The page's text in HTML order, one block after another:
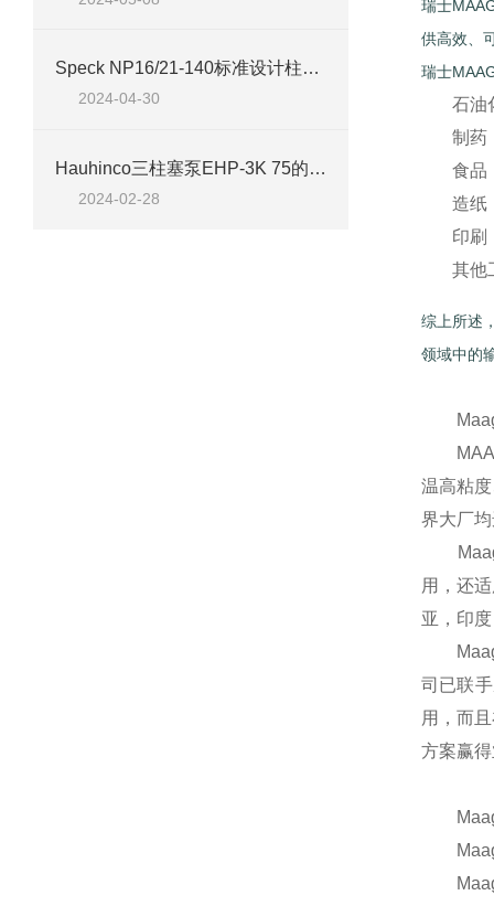
Speck NP16/21-140标准设计柱塞泵案例分析
2024-04-30
Hauhinco三柱塞泵EHP-3K 75的参数及应用场景介绍
2024-02-28
瑞士
供高效、
瑞士
石油
制药
食品
造纸
印刷
其他
综上所述
领域中的
Maag
MAAG
温高粘
界大厂
Maag
用，还
亚，印
Maag
司已联
用，而
方案赢
Maag
Maag
Maag